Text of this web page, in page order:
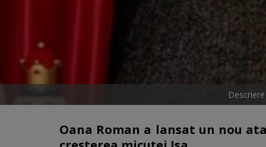
Oana Roman a lansat un nou